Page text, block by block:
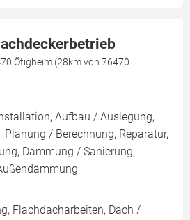
Ötigheim (28km von 76470
Aufbau / Auslegung,
/ Berechnung, Reparatur,
Dämmung / Sanierung,
Flachdacharbeiten, Dach /